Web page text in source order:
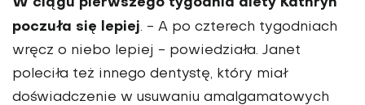
poczuła się lepiej. - A po czterech tygodniach
wręcz o niebo lepiej - powiedziała. Janet
poleciła też innego dentystę, który miał
doświadczenie w usuwaniu amalgamatowych